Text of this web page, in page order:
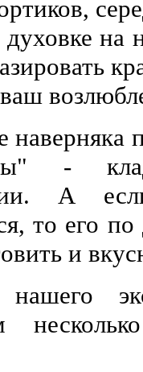
духовке
наверняка
-
А
то его
и